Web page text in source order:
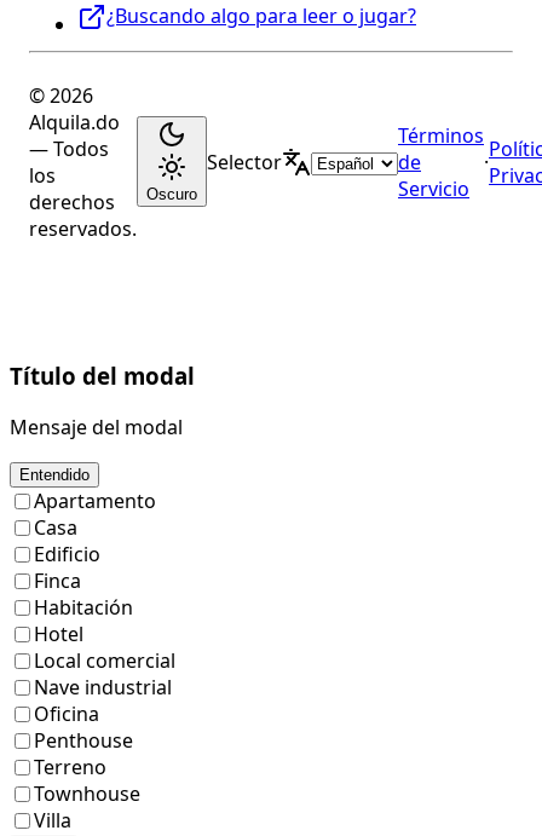
¿Buscando algo para leer o jugar?
© 2026
Alquila.do
— Todos
los
derechos
reservados.
Oscuro
Selector
Términos
de
Servicio
·
Título del modal
Mensaje del modal
Entendido
Apartamento
Casa
Edificio
Finca
Habitación
Hotel
Local comercial
Nave industrial
Oficina
Penthouse
Terreno
Townhouse
Villa